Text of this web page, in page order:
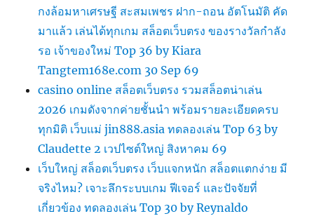
กงล้อมหาเศรษฐี สะสมเพชร ฝาก-ถอน อัตโนมัติ คัด
มาแล้ว เล่นได้ทุกเกม สล็อตเว็บตรง ของรางวัลกำลัง
รอ เจ้าของใหม่ Top 36 by Kiara
Tangtem168e.com 30 Sep 69
casino online สล็อตเว็บตรง รวมสล็อตน่าเล่น
2026 เกมดังจากค่ายชั้นนำ พร้อมรายละเอียดครบ
ทุกมิติ เว็บแม่ jin888.asia ทดลองเล่น Top 63 by
Claudette 2 เวปไซต์ใหญ่ สิงหาคม 69
เว็บใหญ่ สล็อตเว็บตรง เว็บแจกหนัก สล็อตแตกง่าย มี
จริงไหม? เจาะลึกระบบเกม ฟีเจอร์ และปัจจัยที่
เกี่ยวข้อง ทดลองเล่น Top 30 by Reynaldo